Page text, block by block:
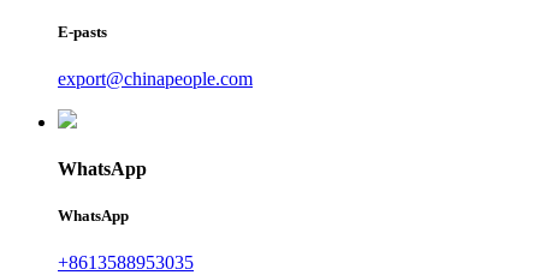
E-pasts
export@chinapeople.com
WhatsApp
WhatsApp
+8613588953035